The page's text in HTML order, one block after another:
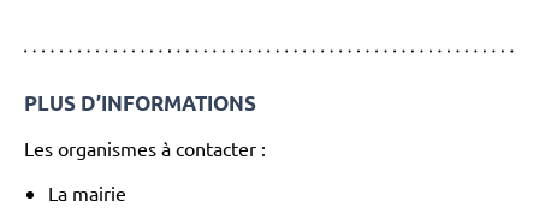
PLUS D’INFORMATIONS
Les organismes à contacter :
La mairie